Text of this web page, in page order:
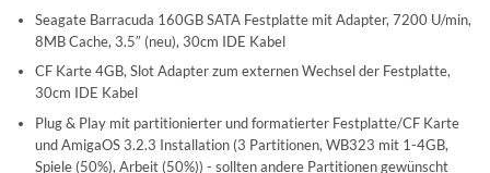
Seagate Barracuda 160GB SATA Festplatte mit Adapter, 7200 U/min,
8MB Cache, 3.5″ (neu), 30cm IDE Kabel
CF Karte 4GB, Slot Adapter zum externen Wechsel der Festplatte,
30cm IDE Kabel
Plug & Play mit partitionierter und formatierter Festplatte/CF Karte
und AmigaOS 3.2.3 Installation (3 Partitionen, WB323 mit 1-4GB,
Spiele (50%), Arbeit (50%)) - sollten andere Partitionen gewünscht